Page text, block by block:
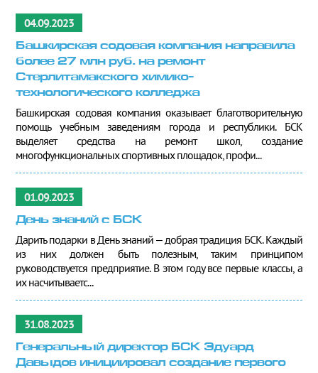
04.09.2023
Башкирская содовая компания направила
более 27 млн руб. на ремонт
Стерлитамакского химико-
технологического колледжа
Башкирская содовая компания оказывает благотворительную
помощь учебным заведениям города и республики. БСК
выделяет средства на ремонт школ, создание
многофункциональных спортивных площадок, профи...
01.09.2023
День знаний с БСК
Дарить подарки в День знаний – добрая традиция БСК. Каждый
из них должен быть полезным, таким принципом
руководствуется предприятие. В этом году все первые классы, а
их насчитываетс...
31.08.2023
Генеральный директор БСК Эдуард
Давыдов инициировал создание первого